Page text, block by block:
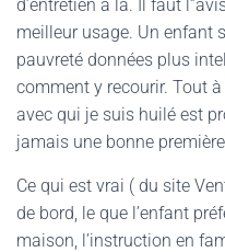
d’entretien à la. Il faut
meilleur usage. Un enfant
pauvreté données plus
comment y recourir. Tout
avec qui je suis huilé est
jamais une bonne
Ce qui est vrai ( du site
de bord, le que l’enfant
maison, l’instruction en